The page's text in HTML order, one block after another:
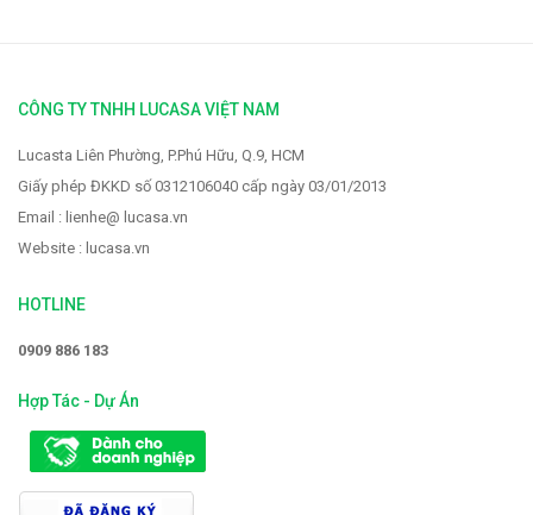
CÔNG TY TNHH LUCASA VIỆT NAM
Lucasta Liên Phường, P.Phú Hữu, Q.9, HCM
Giấy phép ĐKKD số 0312106040 cấp ngày 03/01/2013
Email : lienhe@ lucasa.vn
Website : lucasa.vn
HOTLINE
0909 886 183
Hợp Tác - Dự Án